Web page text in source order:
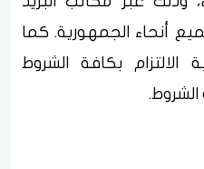
أنحاء الجمهورية. كما
بكافة الشروط
الشروط.